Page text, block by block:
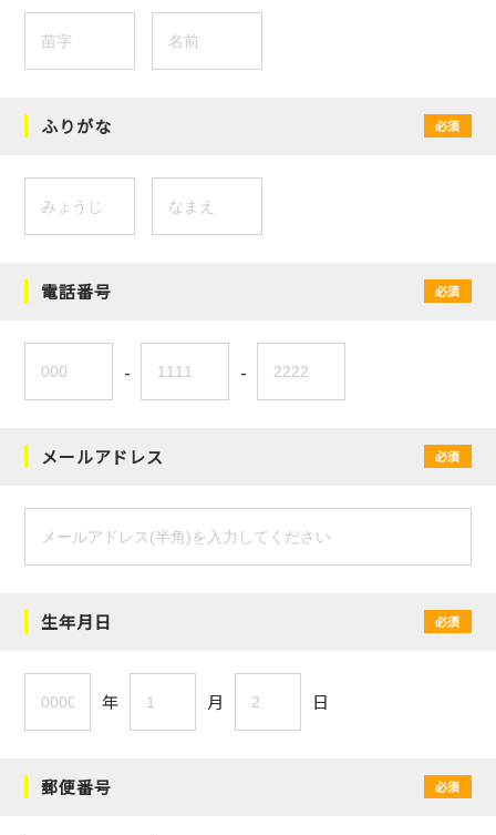
ふりがな 必須
電話番号 必須
- -
メールアドレス 必須
生年月日 必須
年 月 日
郵便番号 必須